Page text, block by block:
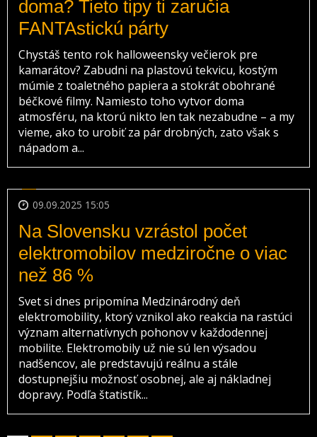
doma? Tieto tipy ti zaručia
FANTAstickú párty
Chystáš tento rok halloweensky večierok pre
kamarátov? Zabudni na plastovú tekvicu, kostým
múmie z toaletného papiera a stokrát obohrané
béčkové filmy. Namiesto toho vytvor doma
atmosféru, na ktorú nikto len tak nezabudne – a my
vieme, ako to urobiť za pár drobných, zato však s
nápadom a...
09.09.2025 15:05
Na Slovensku vzrástol počet
elektromobilov medziročne o viac
než 86 %
Svet si dnes pripomína Medzinárodný deň
elektromobility, ktorý vznikol ako reakcia na rastúci
význam alternatívnych pohonov v každodennej
mobilite. Elektromobily už nie sú len výsadou
nadšencov, ale predstavujú reálnu a stále
dostupnejšiu možnosť osobnej, ale aj nákladnej
dopravy. Podľa štatistík...